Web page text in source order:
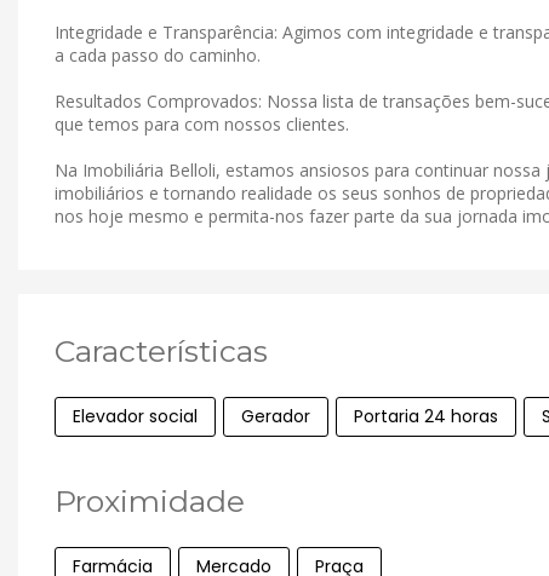
Integridade e Transparência: Agimos com integridade e
a cada passo do caminho.
Resultados Comprovados: Nossa lista de transações bem-
que temos para com nossos clientes.
Na Imobiliária Belloli, estamos ansiosos para continuar
imobiliários e tornando realidade os seus sonhos de
nos hoje mesmo e permita-nos fazer parte da sua jornada
Características
Elevador social Gerador Portaria 24 horas
Proximidade
Farmácia Mercado Praça